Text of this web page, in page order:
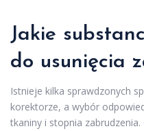
Jakie
do usunięcia
Istnieje kilka sprawdzonych
korektorze, a wybór
tkaniny i stopnia